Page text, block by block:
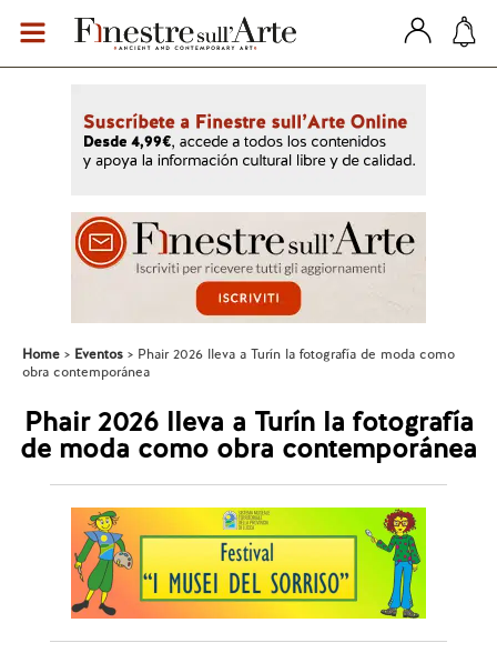
Home Eventos
Phair 2026 lleva a Turín la fotografía de moda como
obra contemporánea
Phair 2026 lleva a Turín la fotografía
de moda como obra contemporánea